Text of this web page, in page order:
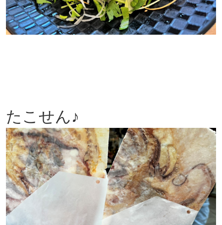
たこせん♪